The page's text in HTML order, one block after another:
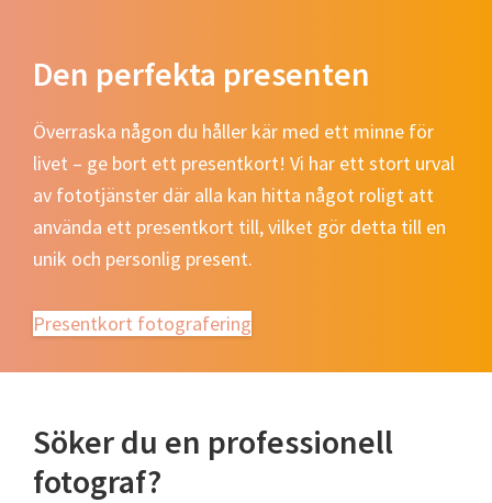
Den perfekta presenten
Överraska någon du håller kär med ett minne för
livet – ge bort ett presentkort! Vi har ett stort urval
av fototjänster där alla kan hitta något roligt att
använda ett presentkort till, vilket gör detta till en
unik och personlig present.
Presentkort fotografering
Söker du en professionell
fotograf?